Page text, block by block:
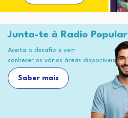
Junta-te à Radio Popular
Aceita o desafio e vem
conhecer as várias áreas disponíveis
Saber mais